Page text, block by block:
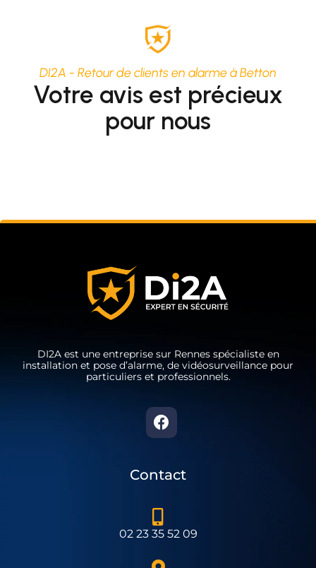
DI2A - Retour de clients en alarme à Betton
Votre avis est précieux
pour nous
DI2A est une entreprise sur Rennes spécialiste en
installation et pose d’alarme, de vidéosurveillance pour
particuliers et professionnels.
Contact
02 23 35 52 09